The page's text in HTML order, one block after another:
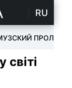
RU
ПРОЛИВ
світі